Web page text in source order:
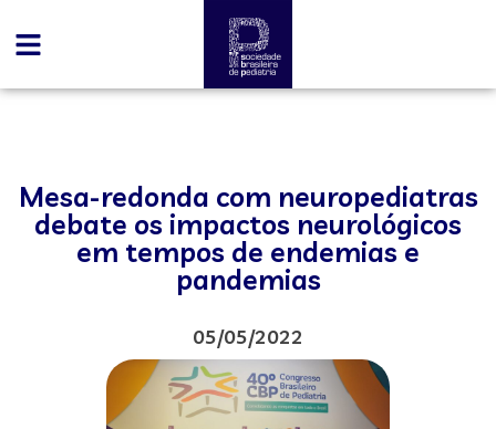
Mesa-redonda com neuropediatras
debate os impactos neurológicos
em tempos de endemias e
pandemias
05/05/2022